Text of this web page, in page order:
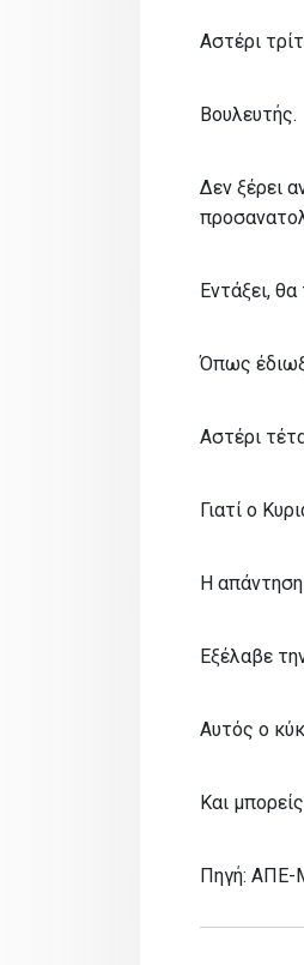
Αστέρι
Βουλευτής.
Δεν ξέρει
Εντάξει,
Όπως
Αστέρι
Γιατί ο
Η απάντηση
Εξέλαβε
Αυτός ο
Και
Πηγή: